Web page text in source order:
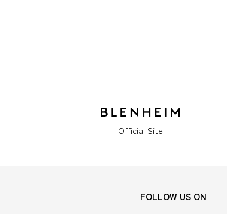
Official Site
FOLLOW US ON